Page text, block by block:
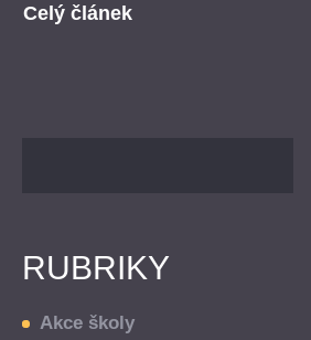
Celý článek
RUBRIKY
Akce školy